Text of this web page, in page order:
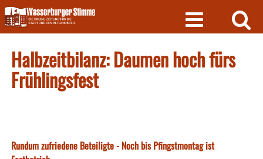
Skip
to
content
Halbzeitbilanz: Daumen hoch fürs
Frühlingsfest
Rundum zufriedene Beteiligte - Noch bis Pfingstmontag ist